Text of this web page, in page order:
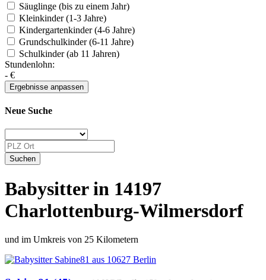
Säuglinge (bis zu einem Jahr)
Kleinkinder (1-3 Jahre)
Kindergartenkinder (4-6 Jahre)
Grundschulkinder (6-11 Jahre)
Schulkinder (ab 11 Jahren)
Stundenlohn:
- €
Neue Suche
Babysitter in 14197
Charlottenburg-Wilmersdorf
und im Umkreis von 25 Kilometern